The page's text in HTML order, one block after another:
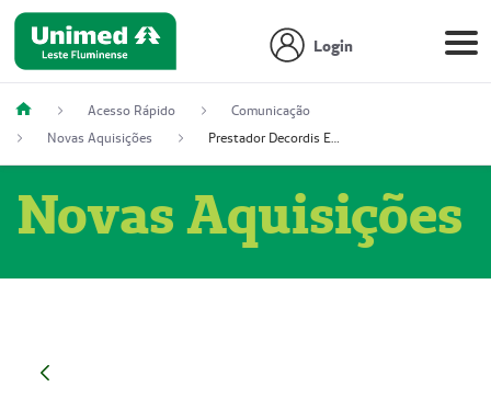
Login
Acesso Rápido
Comunicação
Novas Aquisições
Prestador Decordis Exames Cardiológicos LTDA (51004347-4)
Novas Aquisições